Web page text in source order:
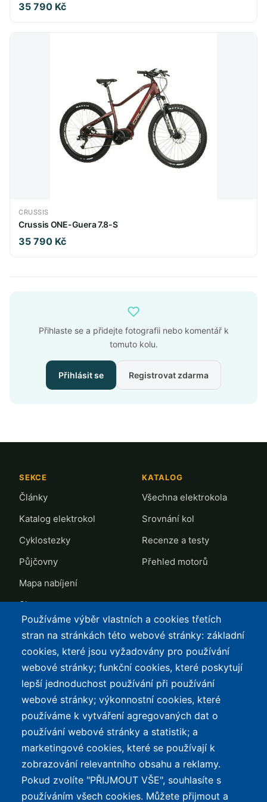
35 790 Kč
CRUSSIS
Crussis ONE-Guera 7.8-S
35 790 Kč
Přihlaste se a přidejte fotografii nebo komentář k
tomuto kolu.
Přihlásit se Registrovat zdarma
SEKCE
Články
Katalog elektrokol
Cyklostezky
Půjčovny
Mapa nabíjení
Slevy
KATALOG
Všechna elektrokola
Srovnání kol
Recenze a testy
Přehled motorů
TOP LISTY Z DAT
Přehled top listů
Nejlehčí elektrokola
Největší dojezd
Nejlevnější s Bosch CX
Největší poklesy cen
Nejlepší poměr
cena/výkon
SERVIS
Kontakt
Podmínky užívání a
ochrana osobních údajů
e-Biker Point
Mapa stránek
Používáme výběr vlastních a cookies třetích
stran na stránkách této webové stránky: základní
cookies, které jsou vyžadovány pro používání
webové stránky; funkční cookies, které poskytují
lepší jednoduchost používání při používání
webové stránky; výkonnostní cookies, které
používáme k vytváření agregovaných dat o
používání webové stránky a statistik; a
marketingové cookies, které se používají k
zobrazování relevantního obsahu a reklamy.
Pokud zvolíte "PŘIJMOUT VŠE", souhlasíte s
používáním všech cookies. Můžete přijmout a